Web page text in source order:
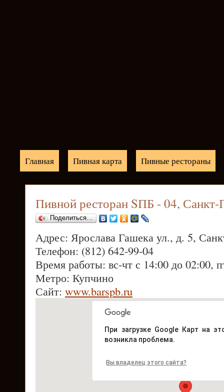
Главная Пивная карта Пивные рестораны
Пивной ресторан SПБ - 04, Санкт-
Поделиться…
Адрес: Ярослава Гашека ул., д. 5,
Телефон: (812) 642-99-04
Время работы: вс-чт с 14:00 до 02:00,
Метро: Купчино
Сайт: www.barspb.ru
При загрузке Google Карт на
возникла проблема.
Вы владелец этого сайта?